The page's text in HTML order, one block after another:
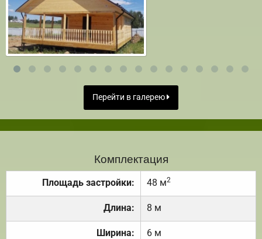
Перейти в галерею
Комплектация
Площадь застройки: 48 м2
Длина: 8 м
Ширина: 6 м